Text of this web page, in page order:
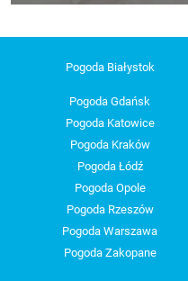
Pogoda Białystok
Pogoda Gdańsk
Pogoda Katowice
Pogoda Kraków
Pogoda Łódź
Pogoda Opole
Pogoda Rzeszów
Pogoda Warszawa
Pogoda Zakopane